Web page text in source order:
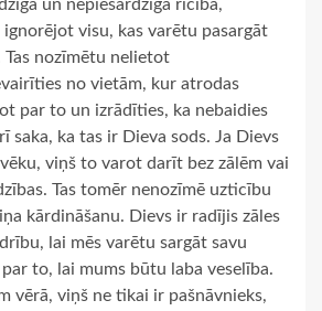
un nepiesardzīga rīcība,
visu, kas varētu pasargāt
Tas nozīmētu nelietot
no vietām, kur atrodas
par to un izrādīties, ka nebaidies
saka, ka tas ir Dieva sods. Ja Dievs
viņš to varot darīt bez zālēm vai
Tas tomēr nenozīmē uzticību
kārdināšanu. Dievs ir radījis zāles
lai mēs varētu sargāt savu
to, lai mums būtu laba veselība.
vērā, viņš ne tikai ir pašnāvnieks,